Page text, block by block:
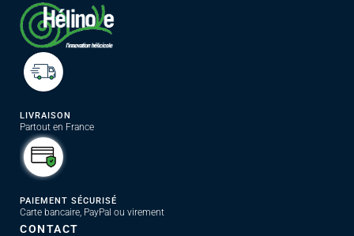
LIVRAISON
Partout en France
PAIEMENT SÉCURISÉ
Carte bancaire, PayPal ou virement
CONTACT